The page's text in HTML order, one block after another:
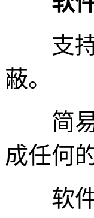
支持
蔽。
简易
成任何
软件